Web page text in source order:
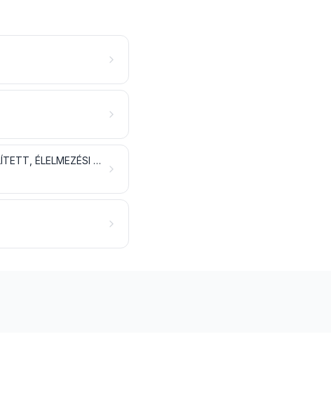
TEJTERMÉKEK; MADÁRTOJÁS; TERMÉSZETES MÉZ; MÁSHOL NEM EMLÍTETT, ÉLELMEZÉSI CÉLRA ALKALMAS ÁLLATI EREDETŰ ÉLELMISZER